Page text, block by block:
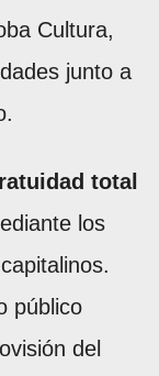
Cultura,
junto a
total
los
público
del